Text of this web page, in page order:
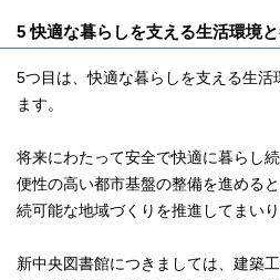
5 快適な暮らしを支える生活環境
5つ目は、快適な暮らしを支える生活
ます。
将来にわたって安全で快適に暮らし
便性の高い都市基盤の整備を進める
続可能な地域づくりを推進してまいり
新中央図書館につきましては、建築